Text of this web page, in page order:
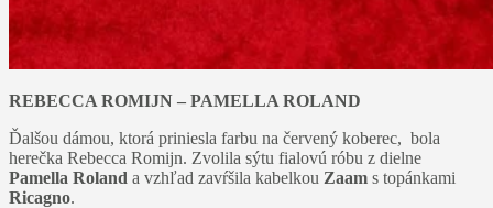
REBECCA ROMIJN – PAMELLA ROLAND
Ďalšou dámou, ktorá priniesla farbu na červený koberec, bola
herečka Rebecca Romijn. Zvolila sýtu fialovú róbu z dielne
Pamella Roland a vzhľad zavŕšila kabelkou Zaam s topánkami
Ricagno.